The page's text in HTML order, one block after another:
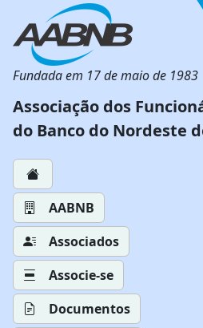
Fundada em 17 de maio de 1983
Associação dos
do Banco do Nordeste
AABNB
Associados
Associe-se
Documentos